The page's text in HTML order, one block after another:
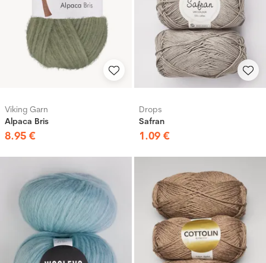
Viking Garn
Alpaca Bris
8.95 €
Drops
Safran
1.09 €